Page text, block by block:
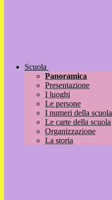
Scuola
Panoramica
Presentazione
I luoghi
Le persone
I numeri della scuola
Le carte della scuola
Organizzazione
La storia